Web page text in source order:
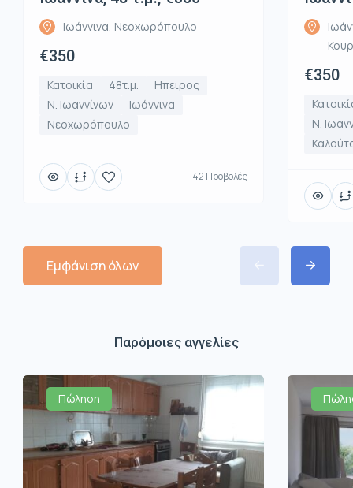
Ιωάννινα, Νεοχωρόπουλο
€350
Κατοικία 48τ.μ.
Ηπειρος
Ν. Ιωαννίνων
Ιωάννινα
Νεοχωρόπουλο
42 Προβολές
€350
Ν.
Εμφάνιση όλων
Παρόμοιες αγγελίες
Πώληση